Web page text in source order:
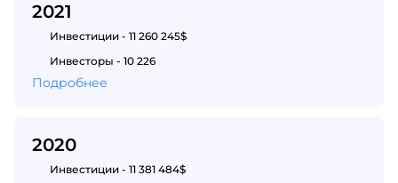
2021
Инвестиции - 11 260 245$
Инвесторы - 10 226
Подробнее
2020
Инвестиции - 11 381 484$